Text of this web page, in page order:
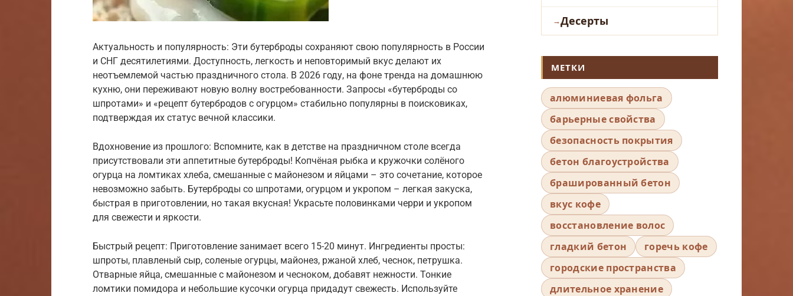
Актуальность и популярность: Эти бутерброды сохраняют свою популярность в России
и СНГ десятилетиями. Доступность, легкость и неповторимый вкус делают их
неотъемлемой частью праздничного стола. В 2026 году, на фоне тренда на домашнюю
кухню, они переживают новую волну востребованности. Запросы «бутерброды со
шпротами» и «рецепт бутербродов с огурцом» стабильно популярны в поисковиках,
подтверждая их статус вечной классики.
Вдохновение из прошлого: Вспомните, как в детстве на праздничном столе всегда
присутствовали эти аппетитные бутерброды! Копчёная рыбка и кружочки солёного
огурца на ломтиках хлеба, смешанные с майонезом и яйцами – это сочетание, которое
невозможно забыть. Бутерброды со шпротами, огурцом и укропом – легкая закуска,
быстрая в приготовлении, но такая вкусная! Украсьте половинками черри и укропом
для свежести и яркости.
Быстрый рецепт: Приготовление занимает всего 15-20 минут. Ингредиенты просты:
шпроты, плавленый сыр, соленые огурцы, майонез, ржаной хлеб, чеснок, петрушка.
Отварные яйца, смешанные с майонезом и чесноком, добавят нежности. Тонкие
ломтики помидора и небольшие кусочки огурца придадут свежесть. Используйте
Десерты
МЕТКИ
алюминиевая фольга
барьерные свойства
безопасность покрытия
бетон благоустройства
брашированный бетон
вкус кофе
восстановление волос
гладкий бетон
горечь кофе
городские пространства
длительное хранение